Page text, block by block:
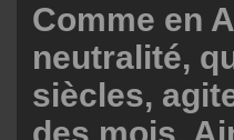
Comme en
neutralité,
siècles,